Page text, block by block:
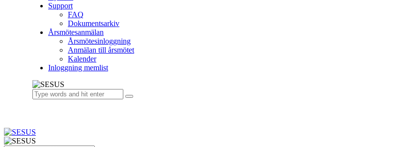
Support
FAQ
Dokumentsarkiv
Årsmötesanmälan
Årsmötesinloggning
Anmälan till årsmötet
Kalender
Inloggning memlist